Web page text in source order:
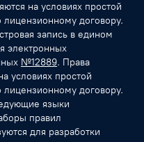
на условиях простой
договору.
запись в едином
электронных
№12889. Права
условиях простой
договору.
языки
правил
для разработки